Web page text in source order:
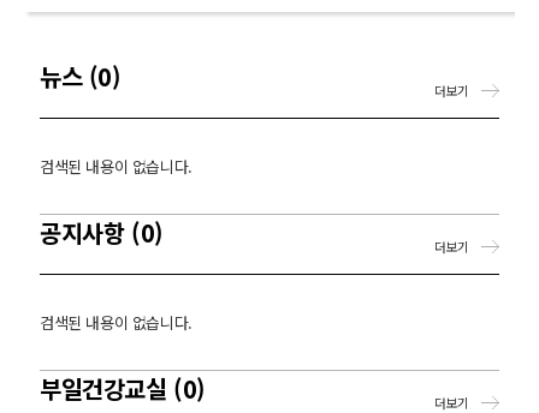
뉴스 (0)
검색된 내용이 없습니다.
더보기
공지사항 (0)
검색된 내용이 없습니다.
더보기
부일건강교실 (0) 더보기